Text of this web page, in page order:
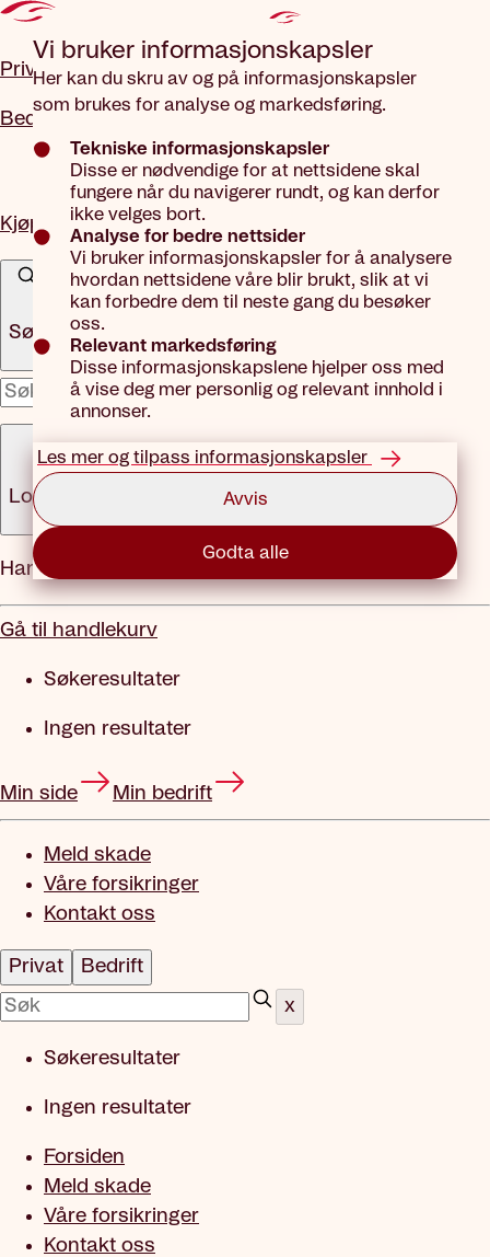
Vi bruker informasjons­kapsler
Her kan du skru av og på informasjonskapsler
som brukes for analyse og markedsføring.
Tekniske informasjonskapsler
Disse er nødvendige for at nettsidene skal
fungere når du navigerer rundt, og kan derfor
ikke velges bort.
Analyse for bedre nettsider
Vi bruker informasjonskapsler for å analysere
hvordan nettsidene våre blir brukt, slik at vi
kan forbedre dem til neste gang du besøker
oss.
Relevant markedsføring
Disse informasjonskapslene hjelper oss med
å vise deg mer personlig og relevant innhold i
annonser.
Les mer og tilpass informasjonskapsler
Avvis
Godta alle
Privat
Bedrift
Kjøp forsikring
Søk
x
Logg inn
Meny
Handlekurv
Gå til handlekurv
Søkeresultater
Ingen resultater
Min side Min bedrift
Meld skade
Våre forsikringer
Kontakt oss
Privat
Bedrift
x
Søkeresultater
Ingen resultater
Forsiden
Meld skade
Våre forsikringer
Kontakt oss